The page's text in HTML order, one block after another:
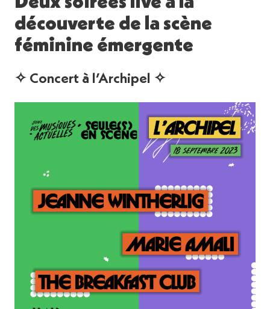
découverte de la scène
féminine émergente
✧ Concert à l’Archipel ✧